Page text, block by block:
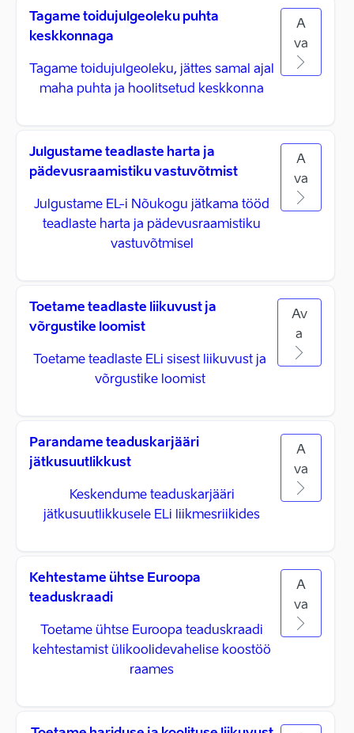
Tagame toidujulgeoleku puhta
keskkonnaga
Tagame toidujulgeoleku, jättes samal ajal
maha puhta ja hoolitsetud keskkonna
A
va
Julgustame teadlaste harta ja
pädevusraamistiku vastuvõtmist
Julgustame EL-i Nõukogu jätkama tööd
teadlaste harta ja pädevusraamistiku
vastuvõtmisel
A
va
Toetame teadlaste liikuvust ja
võrgustike loomist
Toetame teadlaste ELi sisest liikuvust ja
võrgustike loomist
Av
a
Parandame teaduskarjääri
jätkusuutlikkust
Keskendume teaduskarjääri
jätkusuutlikkusele ELi liikmesriikides
A
va
Kehtestame ühtse Euroopa
teaduskraadi
Toetame ühtse Euroopa teaduskraadi
kehtestamist ülikoolidevahelise koostöö
raames
A
va